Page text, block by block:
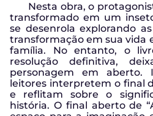
Nesta obra, o
transformado em um
se desenrola explorando
transformação em sua vida
família. No entanto, o
resolução definitiva,
personagem em aberto.
leitores interpretem o final
e reflitam sobre o
história. O final aberto de